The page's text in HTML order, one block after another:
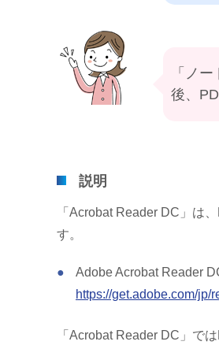
「ノ
後、
説明
「Acrobat Reader DC」は
す。
Adobe Acrobat Reader
https://get.adobe.com/jp/
「Acrobat Reader DC」で